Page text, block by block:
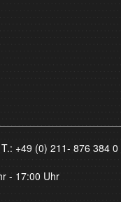
+49 (0) 211- 876 384 0
- 17:00 Uhr